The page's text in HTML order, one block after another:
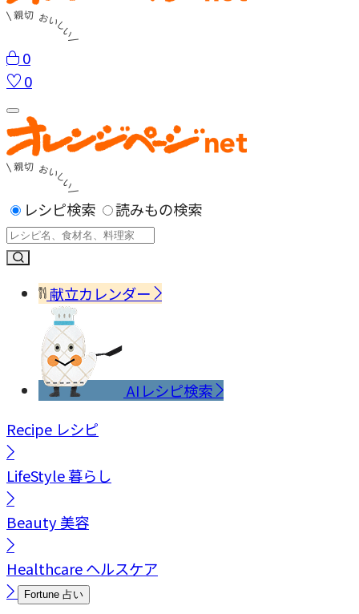
0
0
レシピ検索 読みもの検索
献立カレンダー
AIレシピ検索
Recipe レシピ
LifeStyle暮らし
Beauty美容
Healthcareヘルスケア
Fortune 占い